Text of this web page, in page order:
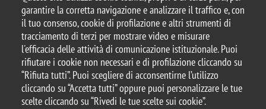
garantire la corretta navigazione e analizzare il traffico e, con
il tuo consenso, cookie di profilazione e altri strumenti di
tracciamento di terzi per mostrare video e misurare
l'efficacia delle attività di comunicazione istituzionale. Puoi
rifiutare i cookie non necessari e di profilazione cliccando su
“Rifiuta tutti”. Puoi scegliere di acconsentirne l’utilizzo
cliccando su “Accetta tutti” oppure puoi personalizzare le tue
scelte cliccando su “Rivedi le tue scelte sui cookie”.
© 2025 Università degli Studi di Milano-Bicocca
Piazza dell'Ateneo Nuovo, 1 - 20126, Milano
Casella PEC:ateneo.bicocca@pec.unimib.it
P.I. 12621570154 |
redazioneweb.formazione@unimib.it